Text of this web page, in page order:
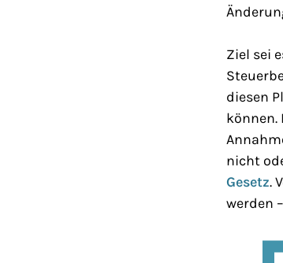
Ziel sei
diesen
können.
nicht
Gesetz.
werden